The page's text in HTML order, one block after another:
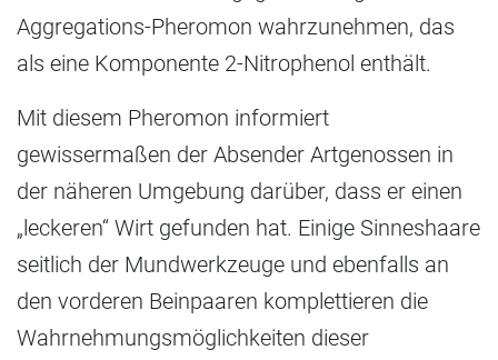
Aggregations-Pheromon wahrzunehmen, das
als eine Komponente 2-Nitrophenol enthält.
Mit diesem Pheromon informiert
gewissermaßen der Absender Artgenossen in
der näheren Umgebung darüber, dass er einen
„leckeren“ Wirt gefunden hat. Einige Sinneshaare
seitlich der Mundwerkzeuge und ebenfalls an
den vorderen Beinpaaren komplettieren die
Wahrnehmungsmöglichkeiten dieser